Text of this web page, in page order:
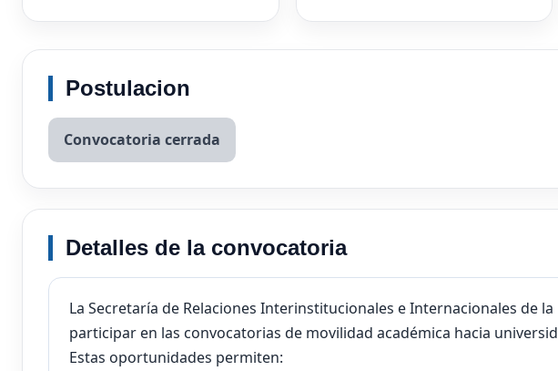
Postulacion
Convocatoria cerrada
Detalles de la convocatoria
La Secretaría de Relaciones Interinstitucionales e Internacionales de
participar en las convocatorias de movilidad académica hacia
Estas oportunidades permiten: